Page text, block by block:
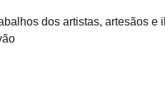
dos artistas, artesãos